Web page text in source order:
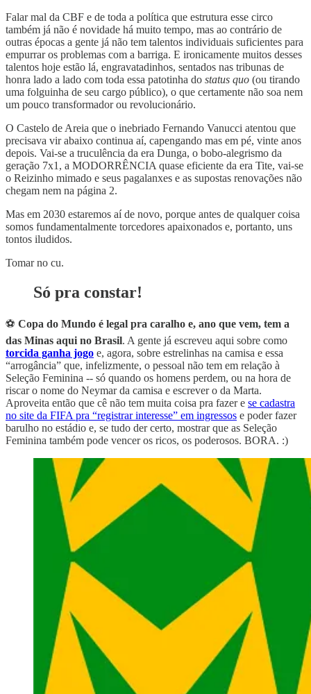
Falar mal da CBF e de toda a política que estrutura esse circo
também já não é novidade há muito tempo, mas ao contrário de
outras épocas a gente já não tem talentos individuais suficientes para
empurrar os problemas com a barriga. E ironicamente muitos desses
talentos hoje estão lá, engravatadinhos, sentados nas tribunas de
honra lado a lado com toda essa patotinha do status quo (ou tirando
uma folguinha de seu cargo público), o que certamente não soa nem
um pouco transformador ou revolucionário.
O Castelo de Areia que o inebriado Fernando Vanucci atentou que
precisava vir abaixo continua aí, capengando mas em pé, vinte anos
depois. Vai-se a truculência da era Dunga, o bobo-alegrismo da
geração 7x1, a MODORRÊNCIA quase eficiente da era Tite, vai-se
o Reizinho mimado e seus pagalanxes e as supostas renovações não
chegam nem na página 2.
Mas em 2030 estaremos aí de novo, porque antes de qualquer coisa
somos fundamentalmente torcedores apaixonados e, portanto, uns
tontos iludidos.
Tomar no cu.
Só pra constar!
⚽ Copa do Mundo é legal pra caralho e, ano que vem, tem a
das Minas aqui no Brasil. A gente já escreveu aqui sobre como
torcida ganha jogo e, agora, sobre estrelinhas na camisa e essa
“arrogância” que, infelizmente, o pessoal não tem em relação à
Seleção Feminina -- só quando os homens perdem, ou na hora de
riscar o nome do Neymar da camisa e escrever o da Marta.
Aproveita então que cê não tem muita coisa pra fazer e se cadastra
no site da FIFA pra “registrar interesse” em ingressos e poder fazer
barulho no estádio e, se tudo der certo, mostrar que as Seleção
Feminina também pode vencer os ricos, os poderosos. BORA. :)